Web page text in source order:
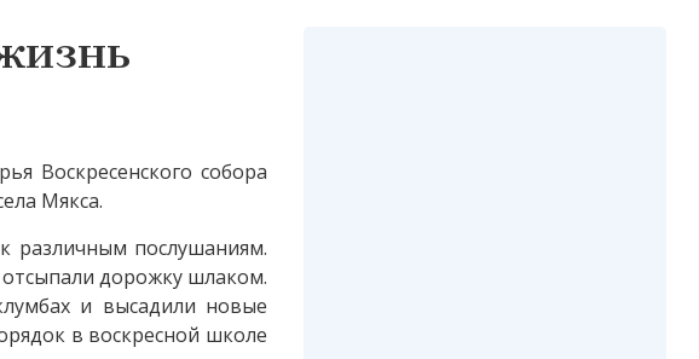
Воскресенского собора
Мякса.
различным послушаниям.
дорожку шлаком.
и высадили новые
в воскресной школе